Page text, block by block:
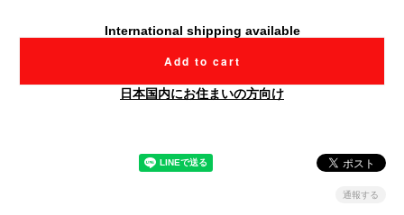
International shipping available
Add to cart
日本国内にお住まいの方向け
通報する